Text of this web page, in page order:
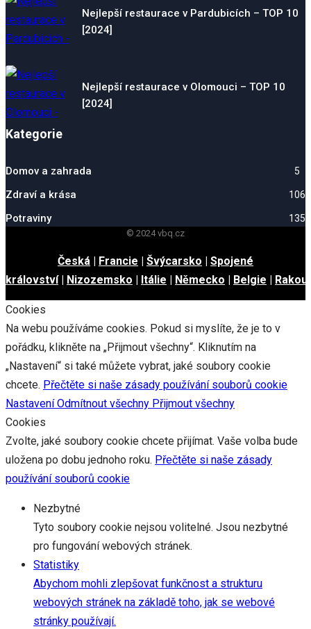
Nejlepší restaurace v Pardubicích – TOP 10
[2024]
Nejlepší restaurace v Olomouci – TOP 10
[2024]
Kategorie
Domov a zahrada 5
Zdraví a krása 106
Potraviny 135
© 2024 vbq.cz
Česká Francie Švýcarsko
Spojené
království| Nizozemsko Itálie Německo Belgie
Cookies
Na webu používáme cookies. Pokud si myslíte, že je to v
pořádku, klikněte na „Přijmout všechny“. Kliknutím na
„Nastavení“ si také můžete vybrat, jaké soubory cookie
chcete. Přečtěte si naše zásady používání souborů cookie
NastaveníOdmítnout všechny Přijmout všechny
Cookies
Zvolte, jaké soubory cookie chcete přijímat. Vaše volba bude
uložena po dobu jednoho roku. Přečtěte si naše zásady
používání souborů cookie
Nezbytné
Tyto soubory cookie nejsou volitelné. Jsou nezbytné
pro fungování webových stránek.
Statistiky
Abychom mohli zlepšovat funkčnost a strukturu
webových stránek na základě toho, jak se webové
stránky používají.